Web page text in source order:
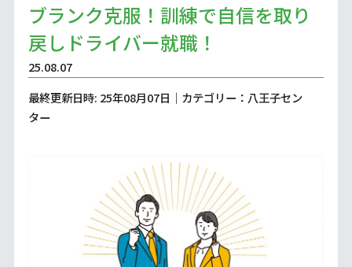
ブランク克服！訓練で自信を取り
戻しドライバー就職！
25.08.07
最終更新日時: 25年08月07日｜カテゴリー：八王子セン
ター